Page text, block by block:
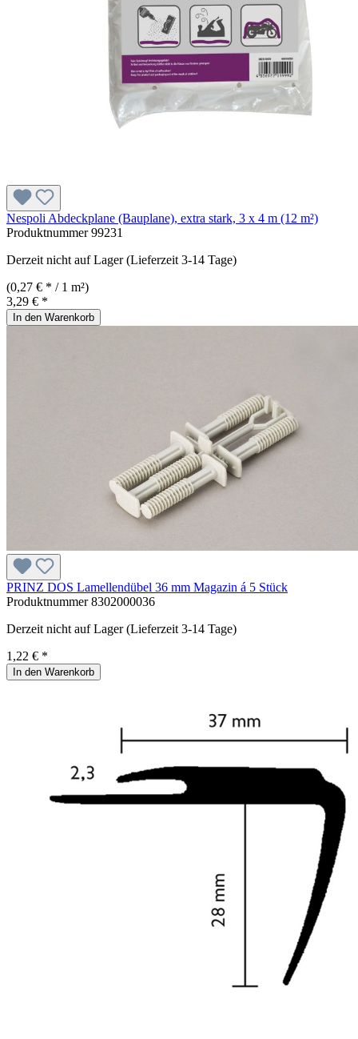
Nespoli Abdeckplane (Bauplane), extra stark, 3 x 4 m (12 m²)
Produktnummer99231
Derzeit nicht auf Lager (Lieferzeit 3-14 Tage)
(0,27 € * / 1 m²)
3,29 € *
In den Warenkorb
PRINZ DOS Lamellendübel 36 mm Magazin á 5 Stück
Produktnummer8302000036
Derzeit nicht auf Lager (Lieferzeit 3-14 Tage)
1,22 € *
In den Warenkorb